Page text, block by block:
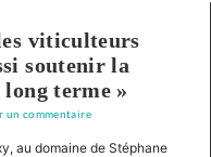
Nièvre
viticulteurs
soutenir la
terme »
un commentaireon
au domaine de Stéphane